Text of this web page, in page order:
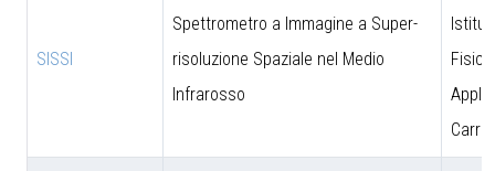
SISSI
Spettrometro a Immagine a Super-
risoluzione Spaziale nel Medio
Infrarosso
Fisica